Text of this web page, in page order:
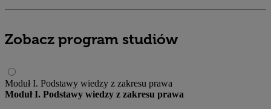
Zobacz program studiów
Moduł I. Podstawy wiedzy z zakresu prawa
Moduł I. Podstawy wiedzy z zakresu prawa